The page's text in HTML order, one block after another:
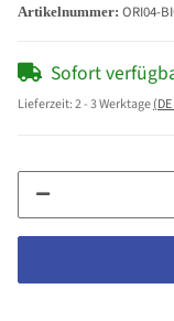
Artikelnummer: ORI04-
Sofort
Lieferzeit:2 - 3 Werktage